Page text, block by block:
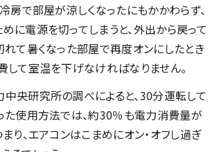
房で部屋が涼しくなったにもかかわらず、
に電源を切ってしまうと、外出から戻って
れて暑くなった部屋で再度オンにしたとき
して室温を下げなければなりません。
央研究所の調べによると、30分運転して
た使用方法では、約30％も電力消費量が
り、エアコンはこまめにオン・オフし過ぎ